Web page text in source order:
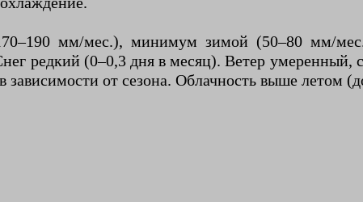
мм/мес.), минимум зимой (50–80 мм/
редкий (0–0,3 дня в месяц). Ветер умеренный,
от сезона. Облачность выше летом